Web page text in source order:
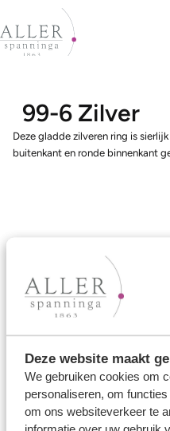
Deze website maakt
We gebruiken cookies om
personaliseren, om
om ons websiteverkeer te
99-6 Zilver
Deze gladde zilveren ring is
buitenkant en ronde binnenkant
Ons aanbod
Trouwringen
Memoireringen
Verlovingsringen
Vriendschapsringen
Over ons